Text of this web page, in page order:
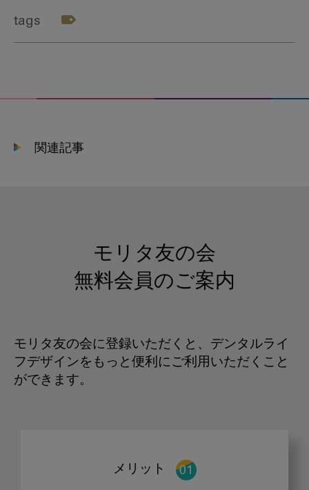
tags
関連記事
モリタ友の会
無料会員のご案内
モリタ友の会に登録いただくと、デンタルライ
フデザインをもっと便利にご利用いただくこと
ができます。
メリット